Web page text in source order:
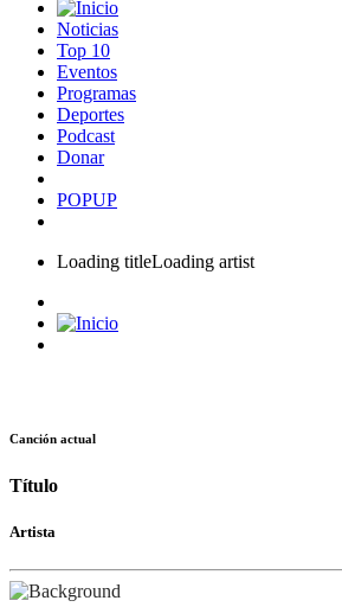
Noticias
Top 10
Eventos
Programas
Deportes
Podcast
Donar
POPUP
Loading titleLoading artist
Canción actual
Título
Artista